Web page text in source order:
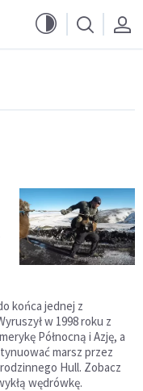
końca jednej z
w 1998 roku z
Północną i Azję, a
marsz przez
Hull. Zobacz
wędrówkę.